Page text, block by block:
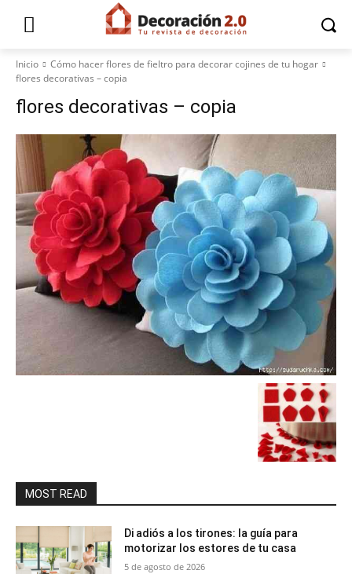
Inicio
Cómo hacer flores de fieltro para decorar cojines de tu hogar
flores decorativas – copia
flores decorativas – copia
MOST READ
Di adiós a los tirones: la guía para
motorizar los estores de tu casa
5 de agosto de 2026